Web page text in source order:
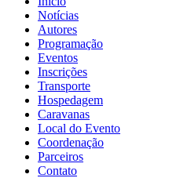
Notícias
Autores
Programação
Eventos
Inscrições
Transporte
Hospedagem
Caravanas
Local do Evento
Coordenação
Parceiros
Contato